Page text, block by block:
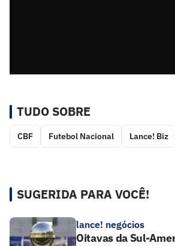
TUDO SOBRE
CBF Futebol Nacional Lance! Biz
SUGERIDA PARA VOCÊ!
lance! negócios
Oitavas da Sul-